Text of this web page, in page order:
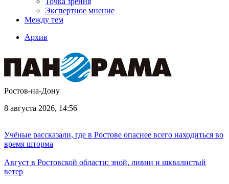
Экспертное мнение
Между тем
Архив
Ростов-на-Дону
8 августа 2026, 14:56
Учёные рассказали, где в Ростове опаснее всего находиться во
время шторма
Август в Ростовской области: зной, ливни и шквалистый
ветер